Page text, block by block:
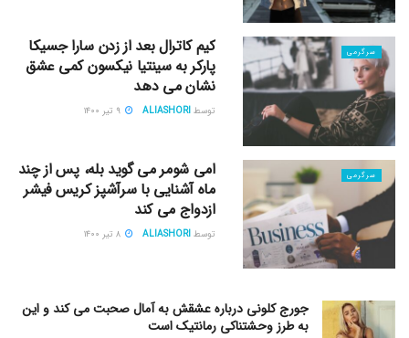
سرگرمی
کیم کاترال بعد از زدن سارا جسیکا
پارکر به سینتیا نیکسون کمی عشق
نشان می دهد
توسط ALIASHORI ۹ تیر ۱۴۰۰
سرگرمی
امی شومر می گوید بله، پس از چند
ماه آشنایی با سرآشپز کریس فیشر
ازدواج می کند
توسط ALIASHORI ۸ تیر ۱۴۰۰
جورج کلونی درباره عشقش به آمال صحبت می کند و این
به طرز وحشتناکی رمانتیک است